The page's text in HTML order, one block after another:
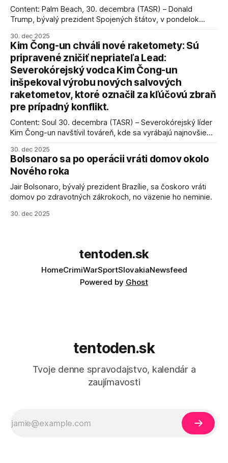
Content: Palm Beach, 30. decembra (TASR) – Donald
Trump, bývalý prezident Spojených štátov, v pondelok
kľúčové pre úspešné dosiahnutie prímeria v Gaze. Agentúra
AFP informuje, že Trump vyjadril presvedčenie, že Izrael plní
podmienky dohody o prí
30. dec 2025
Kim Čong-un chváli nové raketomety: Sú
pripravené zničiť nepriateľa Lead:
Severokórejský vodca Kim Čong-un
inšpekoval výrobu nových salvových
raketometov, ktoré označil za kľúčovú zbraň
pre prípadný konflikt.
Content: Soul 30. decembra (TASR) – Severokórejský líder
Kim Čong-un navštívil továreň, kde sa vyrábajú najnovšie
schopnosti. Informovali o tom štátne médiá KĽDR, na ktoré
sa odvoláva agentúra AFP.
30. dec 2025
Bolsonaro sa po operácii vráti domov okolo
Nového roka
Jair Bolsonaro, bývalý prezident Brazílie, sa čoskoro vráti
domov po zdravotných zákrokoch, no väzenie ho neminie.
30. dec 2025
tentoden.sk
HomeCrimiWarSportSlovakiaNewsfeed
Powered by Ghost
tentoden.sk
Tvoje denne spravodajstvo, kalendár a
zaujímavosti